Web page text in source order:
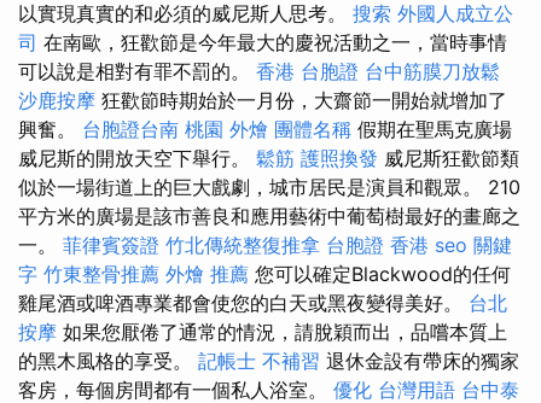
以實現真實的和必須的威尼斯人思考。 搜索 外國人成立公
司 在南歐，狂歡節是今年最大的慶祝活動之一，當時事情
可以說是相對有罪不罰的。 香港 台胞證 台中筋膜刀放鬆
沙鹿按摩 狂歡節時期始於一月份，大齋節一開始就增加了
興奮。 台胞證台南 桃園 外燴 團體名稱 假期在聖馬克廣場
威尼斯的開放天空下舉行。 鬆筋 護照換發 威尼斯狂歡節類
似於一場街道上的巨大戲劇，城市居民是演員和觀眾。 210
平方米的廣場是該市善良和應用藝術中葡萄樹最好的畫廊之
一。 菲律賓簽證 竹北傳統整復推拿 台胞證 香港 seo 關鍵
字 竹東整骨推薦 外燴 推薦 您可以確定Blackwood的任何
雞尾酒或啤酒專業都會使您的白天或黑夜變得美好。 台北
按摩 如果您厭倦了通常的情況，請脫穎而出，品嚐本質上
的黑木風格的享受。 記帳士 不補習 退休金設有帶床的獨家
客房，每個房間都有一個私人浴室。 優化 台灣用語 台中泰